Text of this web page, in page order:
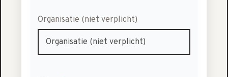
Organisatie (niet verplicht)